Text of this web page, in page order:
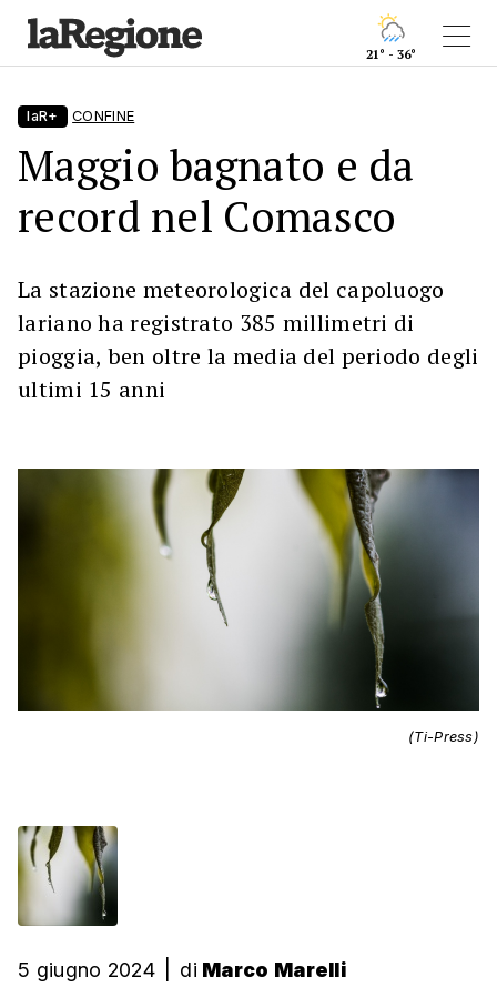
21° - 36°
laR+ CONFINE
Maggio bagnato e da
record nel Comasco
La stazione meteorologica del capoluogo
lariano ha registrato 385 millimetri di
pioggia, ben oltre la media del periodo degli
ultimi 15 anni
(Ti-Press)
5 giugno 2024 di Marco Marelli